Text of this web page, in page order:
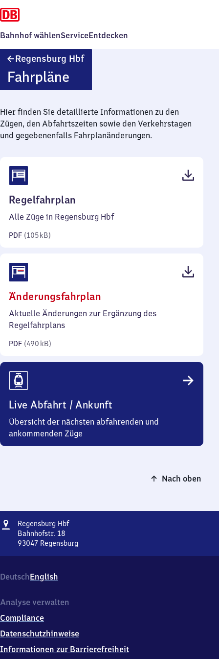
Bahnhof wählenServiceEntdecken
Regensburg HbfRegensburg
Fahrpläne
Hier finden Sie detaillierte Informationen zu den
Zügen, den Abfahrtszeiten sowie den Verkehrstagen
und gegebenenfalls Fahrplanänderungen.
Regelfahrplan
105
Alle Züge in Regensburg Hbf
PDF (105 kB)
Änderungsfahrplan
490
Aktuelle Änderungen zur Ergänzung des
Regelfahrplans
PDF (490 kB)
Live Abfahrt / Ankunft
Übersicht der nächsten abfahrenden und
ankommenden Züge
Nach oben
Adresse
Regensburg HbfRegensburg
Bahnhofstr. 18
93047 Regensburg
Bahnhofstr.
18,
3
4
7
DeutschEnglish
Analyse verwalten
Compliance
Datenschutzhinweise
Informationen zur Barrierefreiheit